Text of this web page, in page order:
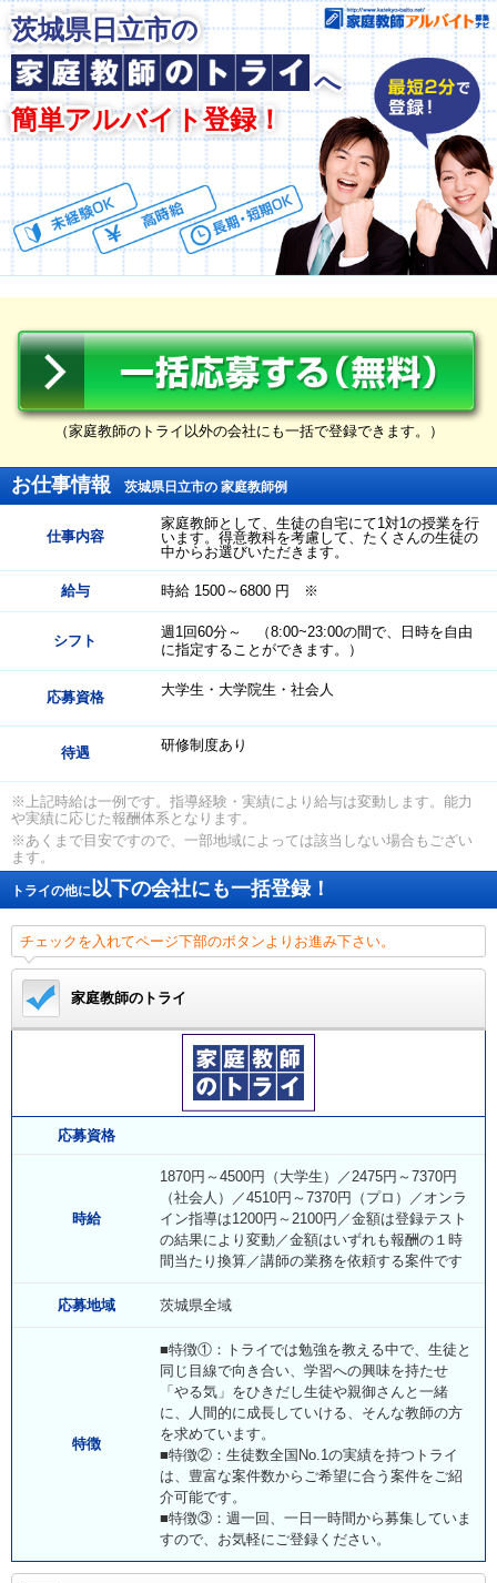
茨城県日立市の
へ
簡単アルバイト登録！
（家庭教師のトライ以外の会社にも一括で登録できます。）
お仕事情報 茨城県日立市の 家庭教師例
仕事内容
家庭教師として、生徒の自宅にて1対1の授業を行
います。得意教科を考慮して、たくさんの生徒の
中からお選びいただきます。
給与 時給 1500～6800 円 ※
シフト
週1回60分～ （8:00~23:00の間で、日時を自由
に指定することができます。）
応募資格 大学生・大学院生・社会人
待遇 研修制度あり
※上記時給は一例です。指導経験・実績により給与は変動します。能力
や実績に応じた報酬体系となります。
※あくまで目安ですので、一部地域によっては該当しない場合もござい
ます。
トライの他に以下の会社にも一括登録！
チェックを入れてページ下部のボタンよりお進み下さい。
家庭教師のトライ
応募資格
時給
1870円～4500円（大学生）／2475円～7370円
（社会人）／4510円～7370円（プロ）／オンラ
イン指導は1200円～2100円／金額は登録テスト
の結果により変動／金額はいずれも報酬の１時
間当たり換算／講師の業務を依頼する案件です
応募地域 茨城県全域
特徴
■特徴①：トライでは勉強を教える中で、生徒と
同じ目線で向き合い、学習への興味を持たせ
「やる気」をひきだし生徒や親御さんと一緒
に、人間的に成長していける、そんな教師の方
を求めています。
■特徴②：生徒数全国No.1の実績を持つトライ
は、豊富な案件数からご希望に合う案件をご紹
介可能です。
■特徴③：週一回、一日一時間から募集していま
すので、お気軽にご登録ください。